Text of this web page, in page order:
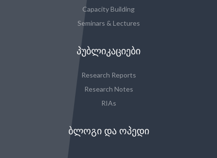
Capacity Building
Seminars & Lectures
ᲞᲣᲑᲚᲘᲙᲐᲪᲘᲔᲑᲘ
Research Reports
Research Notes
RIAs
ᲑᲚᲝᲒᲘ ᲓᲐ ᲝᲞᲔᲓᲘ